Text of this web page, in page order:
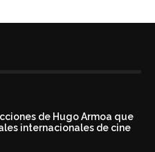
de Hugo Armoa que
internacionales de cine